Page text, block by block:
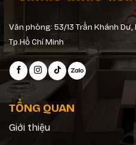
Văn phòng: 53/13 Trần Khánh
Tp.Hồ Chí Minh
TỔNG QUAN
Giới thiệu